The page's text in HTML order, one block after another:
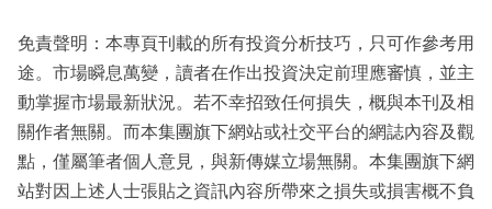
免責聲明：本專頁刊載的所有投資分析技巧，只可作參考用
途。市場瞬息萬變，讀者在作出投資決定前理應審慎，並主
動掌握市場最新狀況。若不幸招致任何損失，概與本刊及相
關作者無關。而本集團旗下網站或社交平台的網誌內容及觀
點，僅屬筆者個人意見，與新傳媒立場無關。本集團旗下網
站對因上述人士張貼之資訊內容所帶來之損失或損害概不負